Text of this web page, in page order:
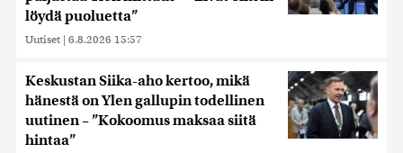
löydä puoluetta”
Uutiset | 6.8.2026 15:57
Keskustan Siika-aho kertoo, mikä
hänestä on Ylen gallupin todellinen
uutinen – ”Kokoomus maksaa siitä
hintaa”